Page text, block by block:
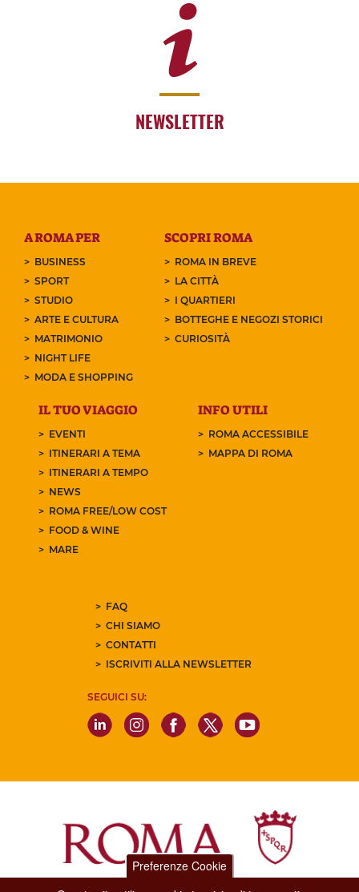
NEWSLETTER
A ROMA PER
BUSINESS
SPORT
STUDIO
ARTE E CULTURA
MATRIMONIO
NIGHT LIFE
MODA E SHOPPING
SCOPRI ROMA
ROMA IN BREVE
LA CITTÀ
I QUARTIERI
BOTTEGHE E NEGOZI STORICI
CURIOSITÀ
IL TUO VIAGGIO
EVENTI
ITINERARI A TEMA
ITINERARI A TEMPO
NEWS
ROMA FREE/LOW COST
FOOD & WINE
MARE
INFO UTILI
ROMA ACCESSIBILE
MAPPA DI ROMA
FAQ
CHI SIAMO
CONTATTI
ISCRIVITI ALLA NEWSLETTER
SEGUICI SU:
Preferenze Cookie